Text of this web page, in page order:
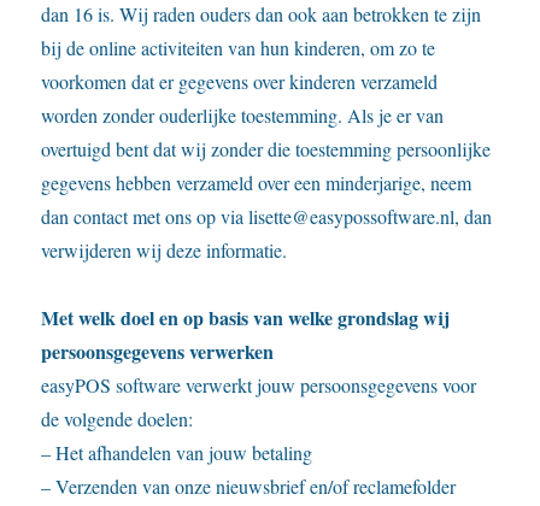
dan 16 is. Wij raden ouders dan ook aan betrokken te zijn
bij de online activiteiten van hun kinderen, om zo te
voorkomen dat er gegevens over kinderen verzameld
worden zonder ouderlijke toestemming. Als je er van
overtuigd bent dat wij zonder die toestemming persoonlijke
gegevens hebben verzameld over een minderjarige, neem
dan contact met ons op via lisette@easypossoftware.nl, dan
verwijderen wij deze informatie.
Met welk doel en op basis van welke grondslag wij
persoonsgegevens verwerken
easyPOS software verwerkt jouw persoonsgegevens voor
de volgende doelen:
– Het afhandelen van jouw betaling
– Verzenden van onze nieuwsbrief en/of reclamefolder